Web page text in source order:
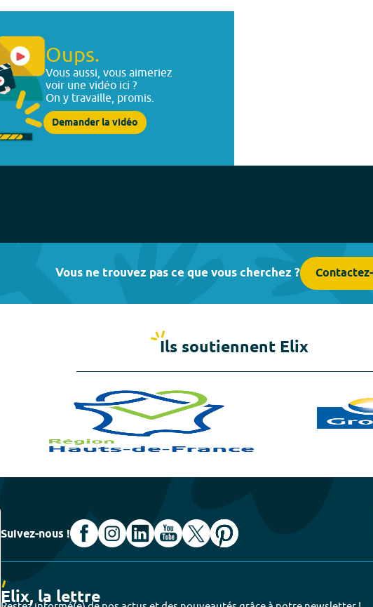
Oups.
Vous aussi, vous aimeriez
voir une vidéo ici ?
On y travaille, promis.
Demander la vidéo
Vous ne trouvez pas ce que vous cherchez ?
Ils soutiennent Elix
Suivez-nous !
Elix, la lettre